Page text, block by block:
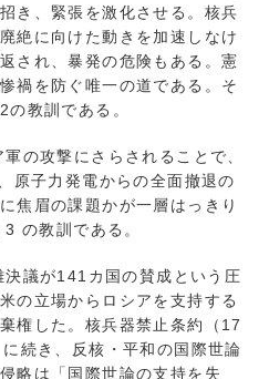
き、緊張を激化させる。核兵
絶に向けた動きを加速しなけ
され、暴発の危険もある。憲
禍を防ぐ唯一の道である。そ
教訓である。
攻撃にさらされることで、
原子力発電からの全面撤退の
焦眉の課題かが一層はっきり
の教訓である。
議が141カ国の賛成という圧
の立場からロシアを支持する
権した。核兵器禁止条約（17
続き、反核・平和の国際世論
略は「国際世論の支持を失